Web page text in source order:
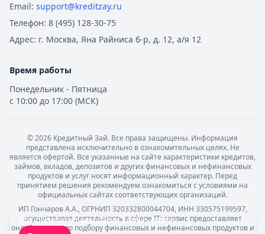
Email: support@kreditzay.ru
Телефон: 8 (495) 128-30-75
Адрес: г. Москва, Яна Райниса б-р, д. 12, а/я 12
Время работы
Понедельник - Пятница
с 10:00 до 17:00 (МСК)
©2026 Кредитный Зай. Все права защищены. Информация
представлена исключительно в ознакомительных целях. Не
является офертой. Все указанные на сайте характеристики кредитов,
займов, вкладов, депозитов и других финансовых и нефинансовых
продуктов и услуг носят информационный характер. Перед
принятием решения рекомендуем ознакомиться с условиями на
официальных сайтах соответствующих организаций.
ИП Гончаров А.А., ОГРНИП 320332800044704, ИНН 330575199597,
осуществляет деятельность в сфере IT: сервис предоставляет
онлайн-услуги по подбору финансовых и нефинансовых продуктов и
Мы обрабатываем ваши cookie-файлы.